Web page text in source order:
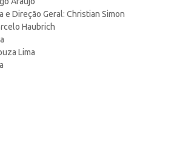
e Direção Geral: Christian Simon
Haubrich
Lima